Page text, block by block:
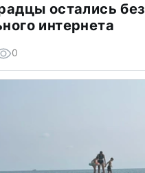
остались без
интернета
0